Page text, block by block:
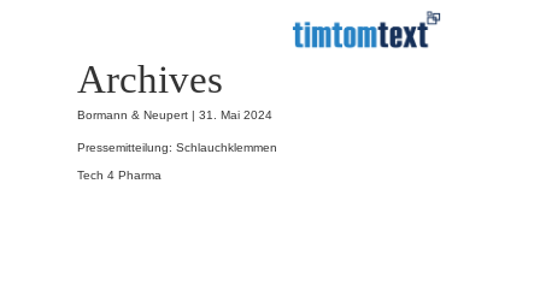
Archives
Bormann & Neupert | 31. Mai 2024
Pressemitteilung: Schlauchklemmen
Tech 4 Pharma